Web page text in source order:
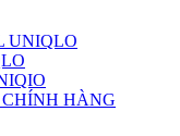
UNIQLO
HÀNG